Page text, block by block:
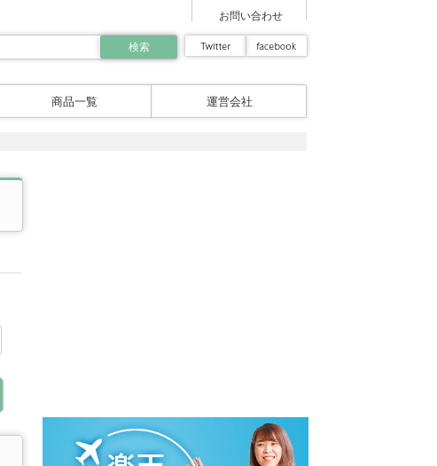
お問い合わせ
商品一覧 運営会社